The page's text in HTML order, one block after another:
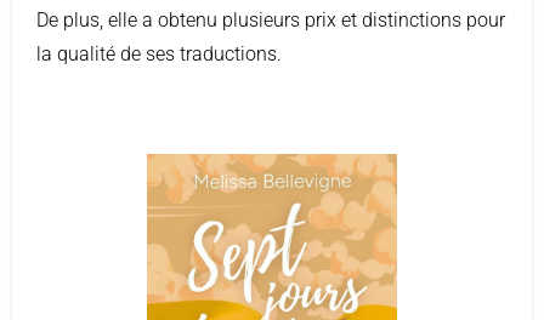
De plus, elle a obtenu plusieurs prix et distinctions pour
la qualité de ses traductions.